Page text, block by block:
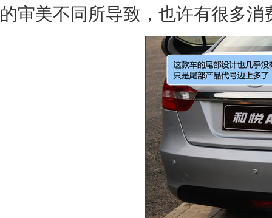
的审美不同所导致，也许有很多